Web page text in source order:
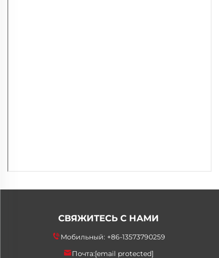
СВЯЖИТЕСЬ С НАМИ
Мобильный: +86-13573790259
Почта:[email protected]